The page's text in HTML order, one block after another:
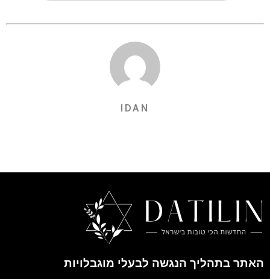
IDAN
האתר בתהליך הנגשה לבעלי מוגבלויות